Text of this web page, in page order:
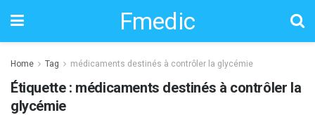
Fmedic
Home Tag médicaments destinés à contrôler la glycémie
Étiquette : médicaments destinés à contrôler la
glycémie